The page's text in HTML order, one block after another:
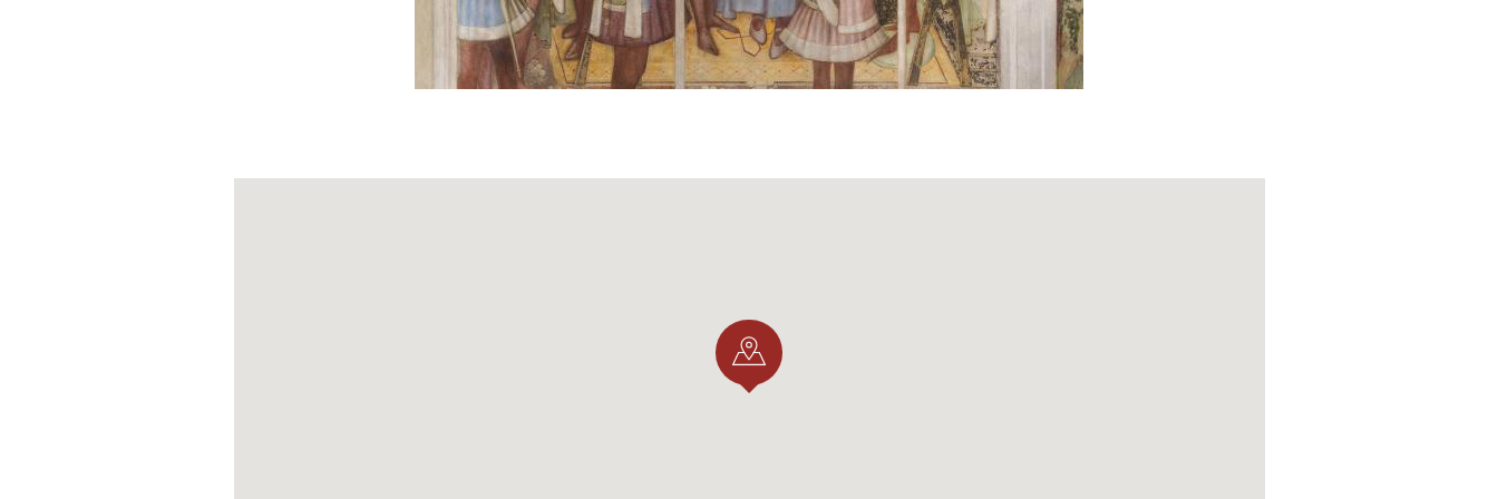
Ereignisse der Basilika von Monza geschildert, gefolgt vom Tod des Königs Agilulfo und
der Königin; schließlich werden in den Szenen 41 bis 45 der unglückliche Versuch der
Rückeroberung Italiens durch den östlichen Kaiser Konstantin und seine traurige
Sforza heiratete und damit ihren Anspruch auf die Nachfolge von Filippo Maria Visconti
in der Herzogswürde von Mailand legitimierte. Es gibt viele Szenen, die sich auf das
höfische Leben beziehen - Bälle, Feste, Bankette, Jagdgesellschaften -, aber auch Reisen